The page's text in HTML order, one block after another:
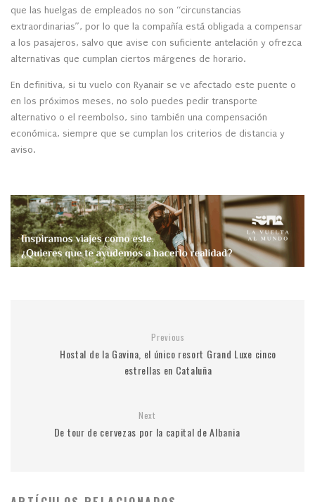
que las huelgas de empleados no son “circunstancias
extraordinarias”, por lo que la compañía está obligada a compensar
a los pasajeros, salvo que avise con suficiente antelación y ofrezca
alternativas que cumplan ciertos márgenes de horario.
En definitiva, si tu vuelo con Ryanair se ve afectado este puente o
en los próximos meses, no solo puedes pedir transporte
alternativo o el reembolso, sino también una compensación
económica, siempre que se cumplan los criterios de distancia y
aviso.
Previous
Hostal de la Gavina, el único resort Grand Luxe cinco
estrellas en Cataluña
Next
De tour de cervezas por la capital de Albania